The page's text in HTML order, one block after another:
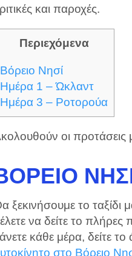
και παροχές.
Περιεχόμενα
Βόρειο Νησί
Ημέρα 1 – Ώκλαντ
Ημέρα 3 – Ροτορούα
οι προτάσεις
ξεκινήσουμε το
να δείτε το πλήρες
κάθε μέρα, δείτε
στο Βόρειο